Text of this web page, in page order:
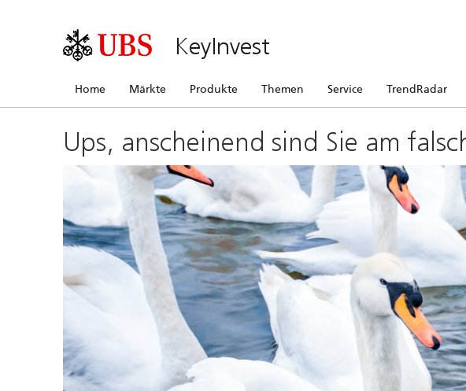
KeyInvest
Home Märkte Produkte Themen Service TrendRadar
Ups, anscheinend sind Sie am